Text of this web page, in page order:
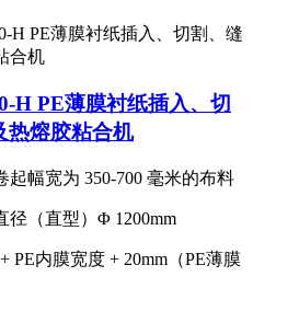
H PE薄膜衬纸插入、切
热熔胶粘合机
起幅宽为 350-700 毫米的布料
径（直型）Φ 1200mm
PE内膜宽度 + 20mm（PE薄膜